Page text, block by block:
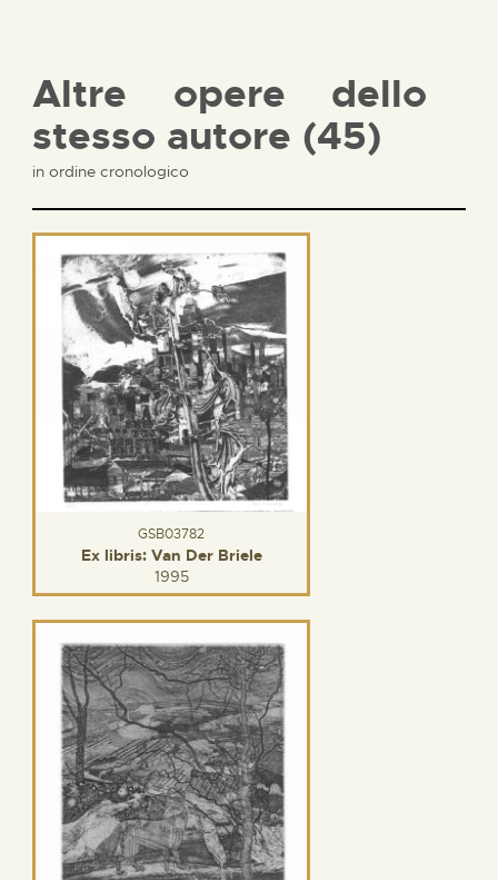
Altre opere dello
stesso autore (45)
in ordine cronologico
GSB03782
Ex libris: Van Der Briele
1995